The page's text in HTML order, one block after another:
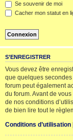
Se souvenir de moi
Cacher mon statut en
S’ENREGISTRER
Vous devez être
que quelques secondes
forum peut également
du forum. Avant de
de nos conditions
de bien lire tout le
Conditions d’utilisation